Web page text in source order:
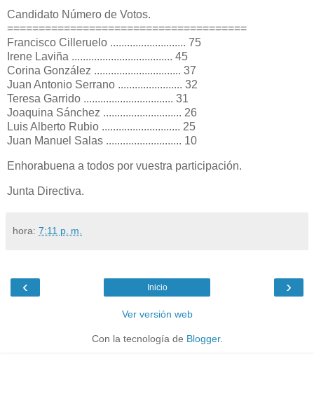
Candidato Número de Votos.
======================================
Francisco Cilleruelo ........................... 75
Irene Laviña .................................... 45
Corina González ............................... 37
Juan Antonio Serrano ....................... 32
Teresa Garrido ................................ 31
Joaquina Sánchez ............................ 26
Luis Alberto Rubio ............................ 25
Juan Manuel Salas ........................... 10
Enhorabuena a todos por vuestra participación.
Junta Directiva.
hora: 7:11 p. m.
‹ ›
Inicio
Ver versión web
Con la tecnología de Blogger.